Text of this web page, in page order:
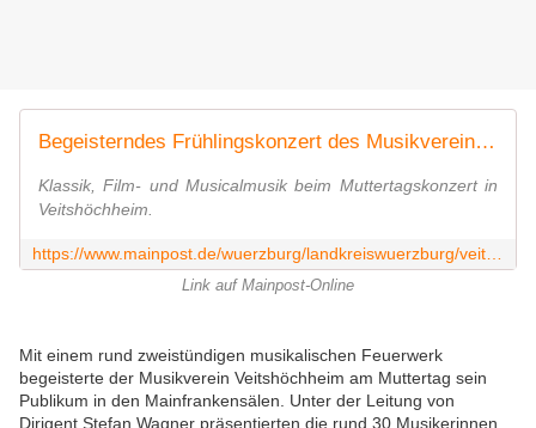
Begeisterndes Frühlingskonzert des Musikvereins Veitshöchheim an Muttertag in den Mainfrankensälen
Klassik, Film- und Musicalmusik beim Muttertagskonzert in
Veitshöchheim.
Link auf Mainpost-Online
Mit einem rund zweistündigen musikalischen Feuerwerk
begeisterte der Musikverein Veitshöchheim am Muttertag sein
Publikum in den Mainfrankensälen. Unter der Leitung von
Dirigent Stefan Wagner präsentierten die rund 30 Musikerinnen